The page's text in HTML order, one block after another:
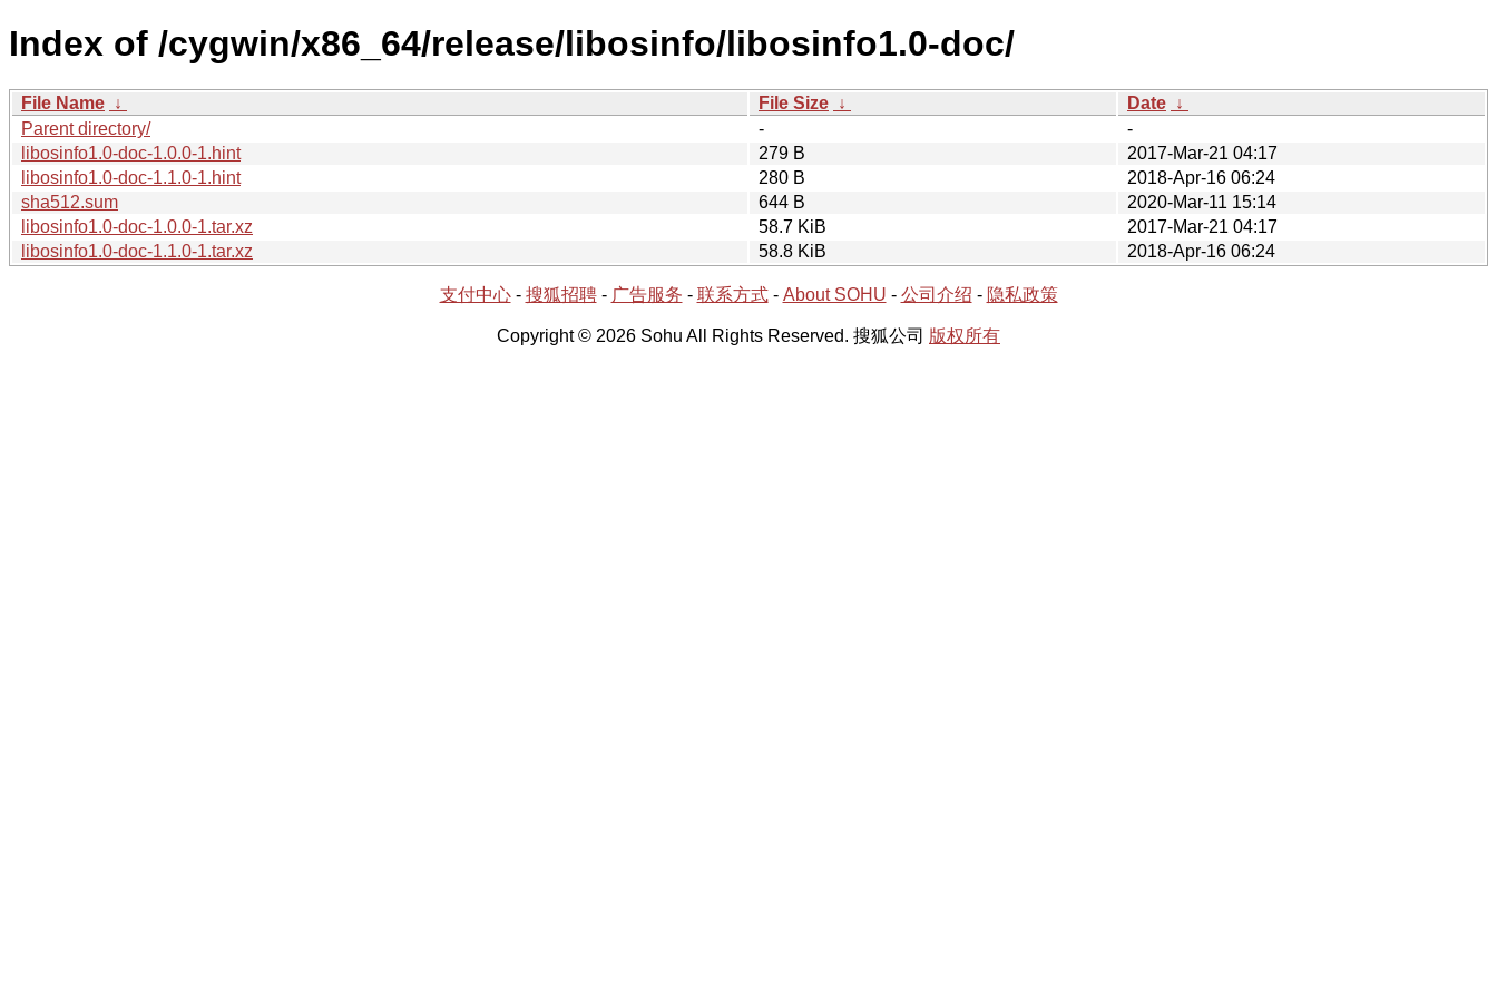
Index of /cygwin/x86_64/release/libosinfo/libosinfo1.0-doc/
File Name ↓ File Size ↓ Date ↓
Parent directory/
-
-
libosinfo1.0-doc-1.0.0-1.hint
279 B
2017-Mar-21 04:17
libosinfo1.0-doc-1.1.0-1.hint
280 B
2018-Apr-16 06:24
sha512.sum
644 B
2020-Mar-11 15:14
libosinfo1.0-doc-1.0.0-1.tar.xz
58.7 KiB
2017-Mar-21 04:17
libosinfo1.0-doc-1.1.0-1.tar.xz
58.8 KiB 2018-Apr-16 06:24
支付中心- 搜狐招聘- 广告服务 - 联系方式- About SOHU - 公司介绍 - 隐私政策
Copyright © 2026 Sohu All Rights Reserved. 搜狐公司 版权所有